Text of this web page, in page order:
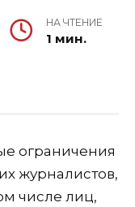
НА ЧТЕНИЕ
1 мин.
ограничения
журналистов,
числе лиц,